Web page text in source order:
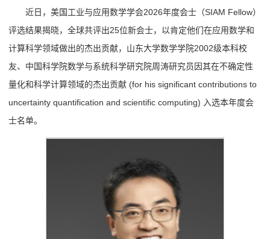
近日，美国工业与应用数学学会2026年度会士（SIAM Fellow）
评选结果揭晓，全球共评出25位新会士，以肯定他们在应用数学和
计算科学领域做出的杰出贡献，山东大学数学学院2002级本科校
友、中国科学院数学与系统科学研究院周涛研究员因其在不确定性
量化和科学计算领域的杰出贡献 (for his significant contributions to
uncertainty quantification and scientific computing) 入选本年度会
士名单。